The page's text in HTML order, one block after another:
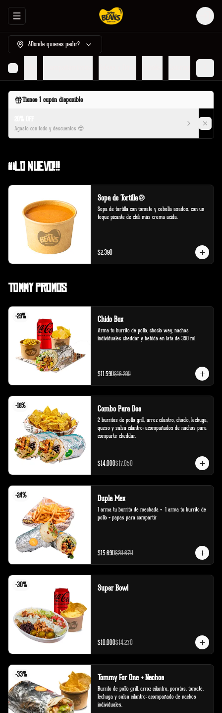
Abrir menu de navegación Login
¿Dónde quieres pedir?
Quesadillas
Tienes1 cupón disponible
Agosto con todo y descuentos 😎
¡¡¡Lo Nuevo!!!
Sopa de Tortilla🍲
Sopa de tortilla con tomate y cebolla asados, con un
toque picante de chili más crema acida.
$2.390
Tommy Promos
-29% Chido Box
Arma tu burrito de pollo, choclo wey, nachos
individuales cheddar y bebida en lata de 350 ml
$11.590$16.290
-18% Combo Para Dos
2 burritos de pollo grill, arroz cilantro, choclo, lechuga,
queso y salsa cilantro; acompañados de nachos para
compartir cheddar.
$14.000$17.050
-24% Dupla Mex
1 arma tu burrito de mechada +  1 arma tu burrito de
pollo + papas para compartir
$15.690$20.670
-30% Super Bowl
$10.000$14.270
-33% Tommy For One + Nachos
Burrito de pollo grill, arroz cilantro, porotos, tomate,
lechuga y salsa cilantro; acompañado de nachos
individuales.